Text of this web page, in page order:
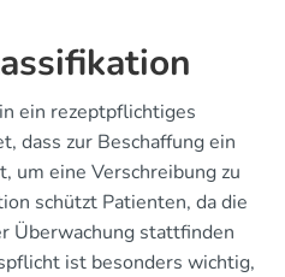
ein rezeptpflichtiges
dass zur Beschaffung ein
um eine Verschreibung zu
schützt Patienten, da die
Überwachung stattfinden
ist besonders wichtig,